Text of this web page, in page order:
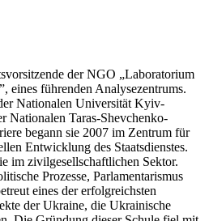
der NGO „Laboratorium
eines führenden Analysezentrums.
Nationalen Universität Kyiv-
Nationalen Taras-Shevchenko-
begann sie 2007 im Zentrum für
Entwicklung des Staatsdienstes.
im zivilgesellschaftlichen Sektor.
Prozesse, Parlamentarismus
eines der erfolgreichsten
der Ukraine, die Ukrainische